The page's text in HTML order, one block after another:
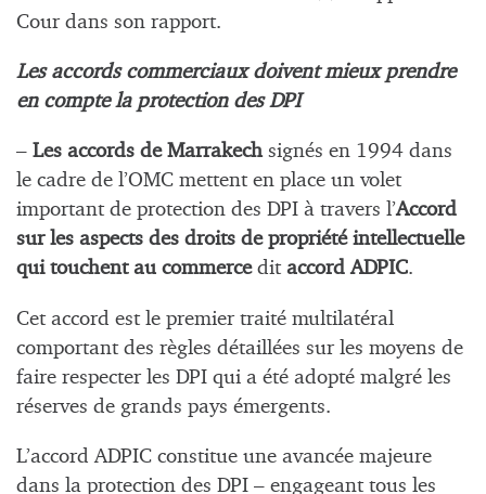
Cour dans son rapport.
Les accords commerciaux doivent mieux prendre
en compte la protection des DPI
– Les accords de Marrakechsignés en 1994 dans
le cadre de l’OMC mettent en place un volet
important de protection des DPI à travers l’Accord
sur les aspects des droits de propriété intellectuelle
qui touchent au commercedit accord ADPIC.
Cet accord est le premier traité multilatéral
comportant des règles détaillées sur les moyens de
faire respecter les DPI qui a été adopté malgré les
réserves de grands pays émergents.
L’accord ADPIC constitue une avancée majeure
dans la protection des DPI – engageant tous les